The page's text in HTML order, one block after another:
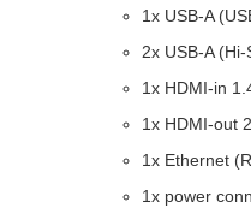
1x USB-A
2x USB-A
1x HDMI-in
1x HDMI-out
1x Ethernet
1x power